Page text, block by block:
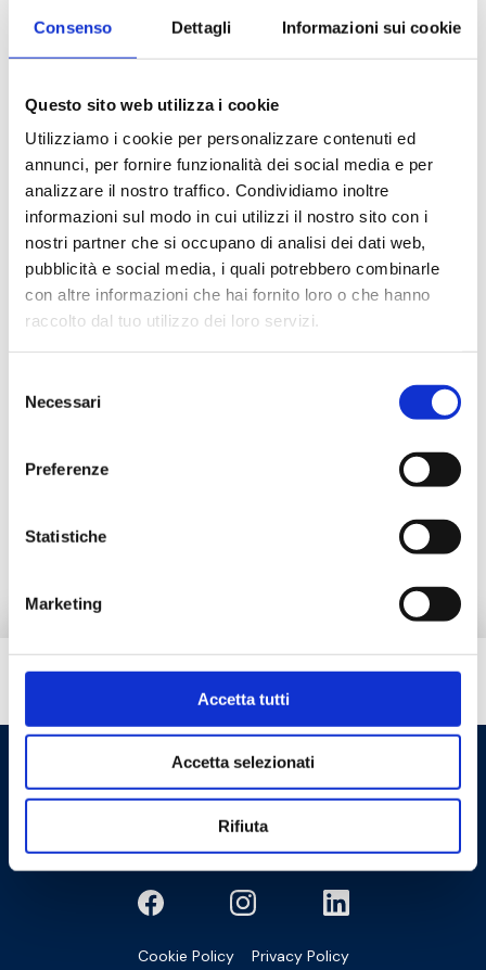
Consenso Dettagli Informazioni sui cookie
Questo sito web utilizza i cookie
Utilizziamo i cookie per personalizzare contenuti ed
annunci, per fornire funzionalità dei social media e per
analizzare il nostro traffico. Condividiamo inoltre
informazioni sul modo in cui utilizzi il nostro sito con i
nostri partner che si occupano di analisi dei dati web,
pubblicità e social media, i quali potrebbero combinarle
con altre informazioni che hai fornito loro o che hanno
raccolto dal tuo utilizzo dei loro servizi.
delNecessari
Preferenze
Statistiche
Marketing
Accetta tutti
Accetta selezionati
Rifiuta
B8KK15WBP 2 20 G 1/
B8KK15BMP 2
Description
Documentation
Produits alternatifs
Pièces de rechange
Cookie Policy Privacy Policy